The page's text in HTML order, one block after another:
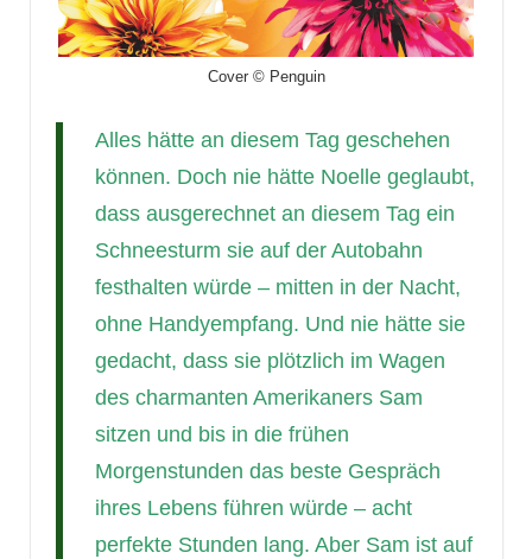
Cover © Penguin
Alles hätte an diesem Tag geschehen
können. Doch nie hätte Noelle geglaubt,
dass ausgerechnet an diesem Tag ein
Schneesturm sie auf der Autobahn
festhalten würde – mitten in der Nacht,
ohne Handyempfang. Und nie hätte sie
gedacht, dass sie plötzlich im Wagen
des charmanten Amerikaners Sam
sitzen und bis in die frühen
Morgenstunden das beste Gespräch
ihres Lebens führen würde – acht
perfekte Stunden lang. Aber Sam ist auf